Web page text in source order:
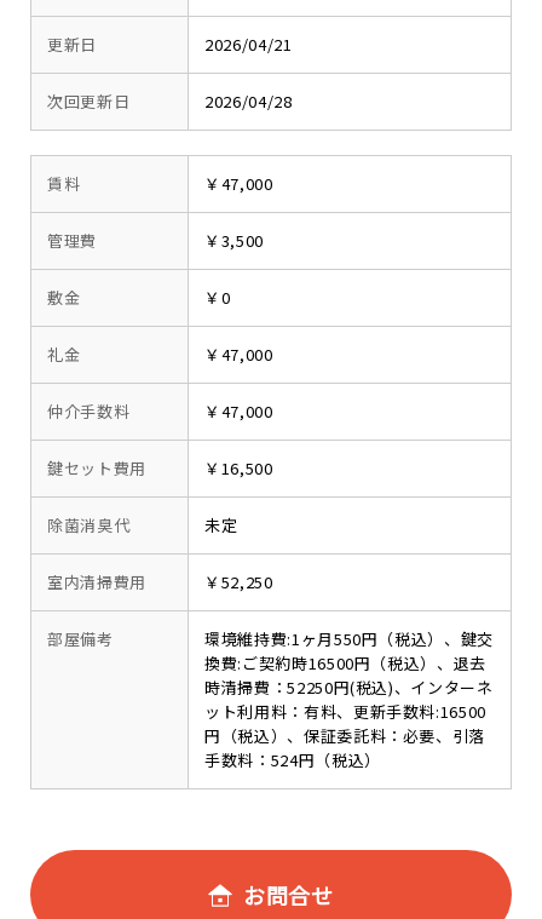
更新日 2026/04/21
次回更新日 2026/04/28
賃料 ￥47,000
管理費 ￥3,500
敷金 ￥0
礼金 ￥47,000
仲介手数料 ￥47,000
鍵セット費用 ￥16,500
除菌消臭代 未定
室内清掃費用 ￥52,250
部屋備考
環境維持費:1ヶ月550円（税込）、鍵交
換費:ご契約時16500円（税込）、退去
時清掃費：52250円(税込)、インターネ
ット利用料：有料、更新手数料:16500
円（税込）、保証委託料：必要、引落
手数料：524円（税込）
お問合せ